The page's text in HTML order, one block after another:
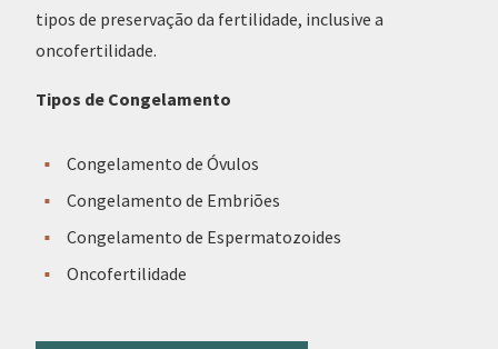
tipos de preservação da fertilidade, inclusive a
oncofertilidade.
Tipos de Congelamento
Congelamento de Óvulos
Congelamento de Embriões
Congelamento de Espermatozoides
Oncofertilidade